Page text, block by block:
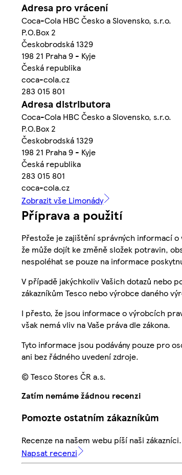
Adresa pro vrácení
Coca-Cola HBC Česko a Slovensko, s.r.o.
P.O.Box 2
Českobrodská 1329
198 21 Praha 9 - Kyje
Česká republika
coca-cola.cz
283 015 801
Adresa distributora
Coca-Cola HBC Česko a Slovensko, s.r.o.
P.O.Box 2
Českobrodská 1329
198 21 Praha 9 - Kyje
Česká republika
283 015 801
coca-cola.cz
Zobrazit vše Limonády
Příprava a použití
Přestože je zajištění správných informací
že může dojít ke změně složek potravin,
nespoléhat se pouze na informace
V případě jakýchkoliv Vašich dotazů nebo
zákazníkům Tesco nebo výrobce daného
I přesto, že jsou informace o výrobcích
však nemá vliv na Vaše práva dle zákona.
Tyto informace jsou podávány pouze pro
ani bez řádného uvedení zdroje.
© Tesco Stores ČR a.s.
Zatím nemáme žádnou recenzi
Pomozte ostatním zákazníkům
Recenze na našem webu píší naši
Napsat recenzi